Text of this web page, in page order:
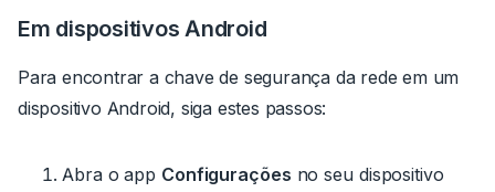
Em dispositivos Android
Para encontrar a chave de segurança da rede em um
dispositivo Android, siga estes passos:
Abra o app Configurações no seu dispositivo